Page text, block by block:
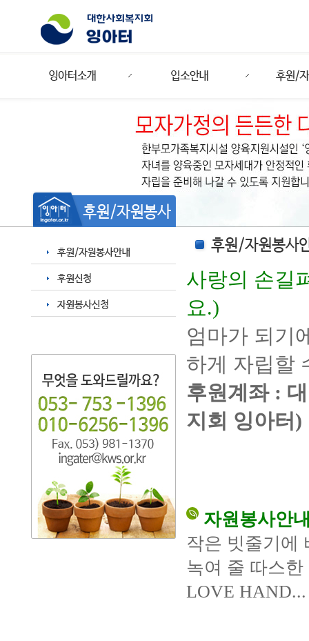
사랑의 손길
요.)
엄마가 되기
하게 자립할
후원계좌 :
지회 잉아터)
자원봉사안
작은 빗줄기에
녹여 줄 따스
LOVE